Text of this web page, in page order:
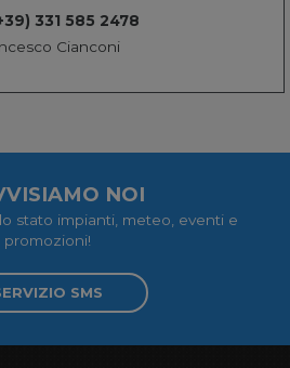
331 585 2478
Cianconi
NOI
stato impianti, meteo, eventi e
promozioni!
SMS